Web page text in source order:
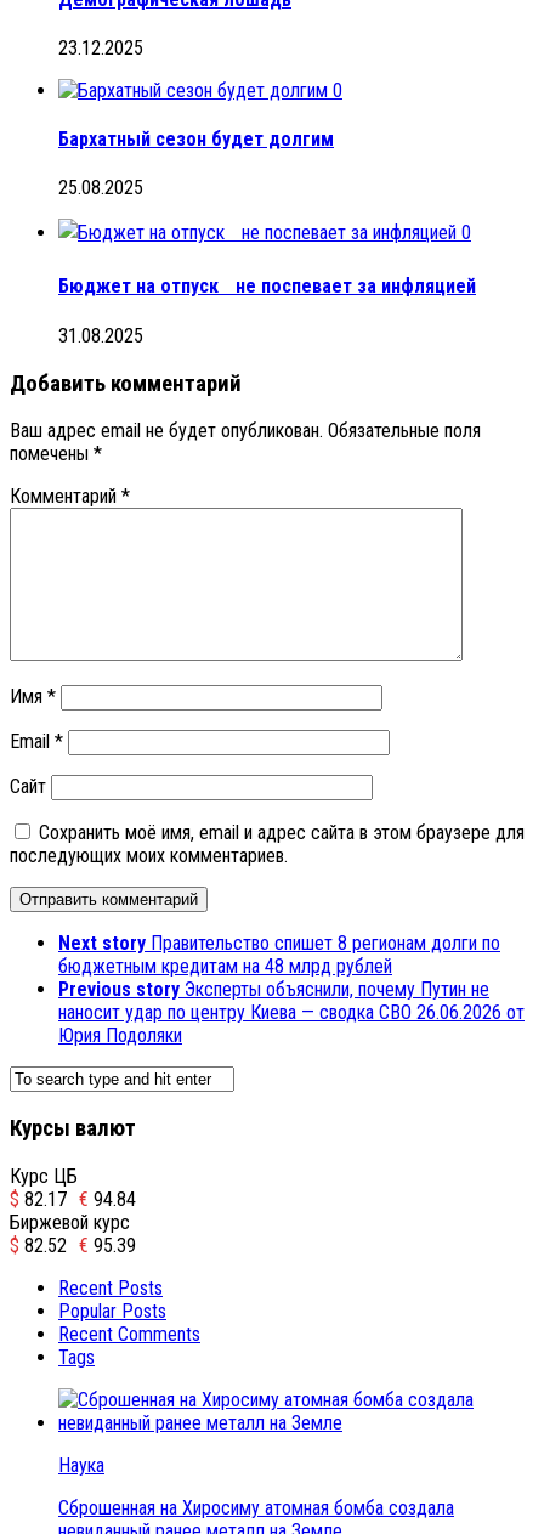
23.12.2025
0
Бархатный сезон будет долгим
25.08.2025
0
Бюджет на отпуск не поспевает за инфляцией
31.08.2025
Добавить комментарий
Ваш адрес email не будет опубликован. Обязательные поля
помечены *
Комментарий *
Имя *
Email *
Сайт
Сохранить моё имя, email и адрес сайта в этом браузере для
последующих моих комментариев.
Next story Правительство спишет 8 регионам долги по
бюджетным кредитам на 48 млрд рублей
Previous story Эксперты объяснили, почему Путин не
наносит удар по центру Киева — сводка СВО 26.06.2026 от
Юрия Подоляки
Курсы валют
Курс ЦБ
$ 82.17 € 94.84
Биржевой курс
$ 82.52 € 95.39
Recent Posts
Popular Posts
Recent Comments
Tags
Наука
Сброшенная на Хиросиму атомная бомба создала